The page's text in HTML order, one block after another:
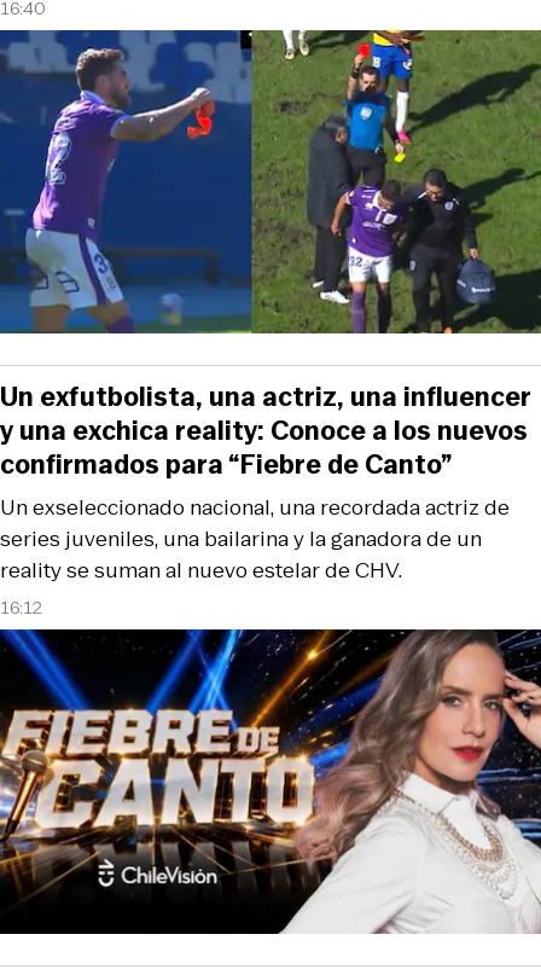
16:40
16:12
Un exseleccionado nacional, una recordada actriz de
series juveniles, una bailarina y la ganadora de un
reality se suman al nuevo estelar de CHV.
Un exfutbolista, una actriz, una influencer
y una exchica reality: Conoce a los nuevos
confirmados para “Fiebre de Canto”